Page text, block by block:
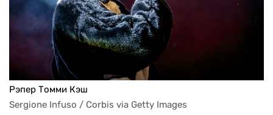
Рэпер Томми Кэш
Sergione Infuso / Corbis via Getty Images